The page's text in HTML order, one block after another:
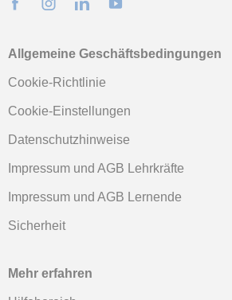
Allgemeine Geschäftsbedingungen
Cookie-Richtlinie
Cookie-Einstellungen
Datenschutzhinweise
Impressum und AGB Lehrkräfte
Impressum und AGB Lernende
Sicherheit
Mehr erfahren